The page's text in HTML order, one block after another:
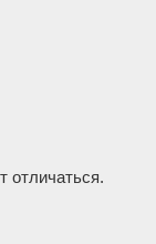
отличаться.